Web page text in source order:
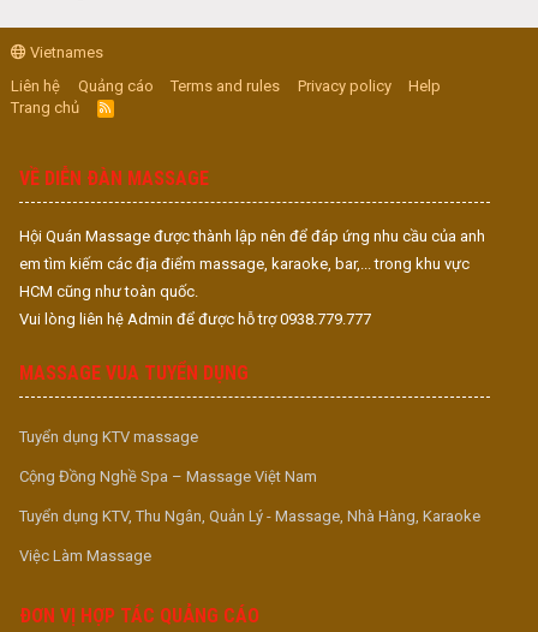
Vietnames
Liên hệ
Quảng cáo Terms and rules Privacy policy
Help
Trang chủ
R
S
VỀ DIỄN ĐÀN MASSAGE
Hội Quán Massage được thành lập nên để đáp ứng nhu cầu của anh
em tìm kiếm các địa điểm massage, karaoke, bar,... trong khu vực
HCM cũng như toàn quốc.
Vui lòng liên hệ Admin để được hỗ trợ 0938.779.777
MASSAGE VUA TUYỂN DỤNG
Tuyển dụng KTV massage
Cộng Đồng Nghề Spa – Massage Việt Nam
Tuyển dụng KTV, Thu Ngân, Quản Lý - Massage, Nhà Hàng, Karaoke
Việc Làm Massage
ĐƠN VỊ HỢP TÁC QUẢNG CÁO